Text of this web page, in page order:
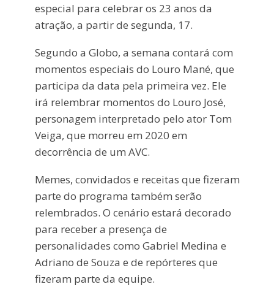
especial para celebrar os 23 anos da
atração, a partir de segunda, 17.
Segundo a Globo, a semana contará com
momentos especiais do Louro Mané, que
participa da data pela primeira vez. Ele
irá relembrar momentos do Louro José,
personagem interpretado pelo ator Tom
Veiga, que morreu em 2020 em
decorrência de um AVC.
Memes, convidados e receitas que fizeram
parte do programa também serão
relembrados. O cenário estará decorado
para receber a presença de
personalidades como Gabriel Medina e
Adriano de Souza e de repórteres que
fizeram parte da equipe.